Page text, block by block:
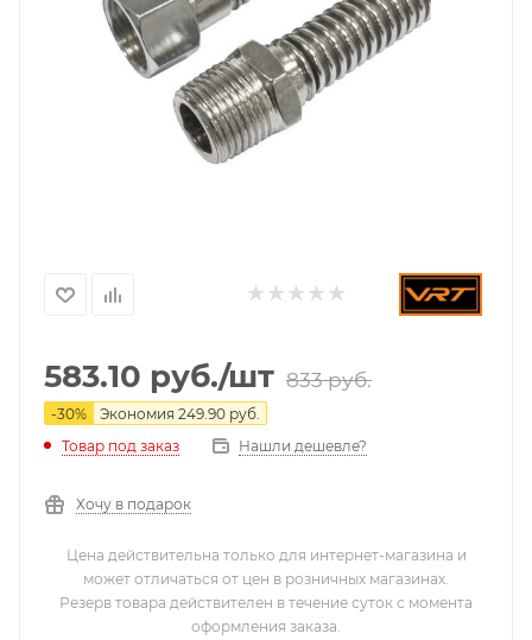
583.10 руб./шт 833руб.
-30% Экономия 249.90 руб.
Товар под заказ
Нашли дешевле?
Хочу в подарок
Цена действительна только для интернет-магазина и
может отличаться от цен в розничных магазинах.
Резерв товара действителен в течение суток с момента
оформления заказа.